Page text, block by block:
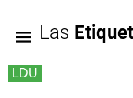
Las
LDU